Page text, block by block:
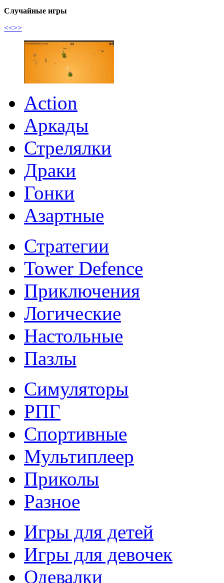
Случайные игры
<<>>
Action
Аркады
Стрелялки
Драки
Гонки
Азартные
Стратегии
Tower Defence
Приключения
Логические
Настольные
Пазлы
Симуляторы
РПГ
Спортивные
Мультиплеер
Приколы
Разное
Игры для детей
Игры для девочек
Одевалки